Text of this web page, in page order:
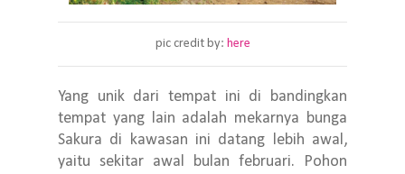
pic credit by: here
Yang unik dari tempat ini di bandingkan
tempat yang lain adalah mekarnya bunga
Sakura di kawasan ini datang lebih awal,
yaitu sekitar awal bulan februari. Pohon